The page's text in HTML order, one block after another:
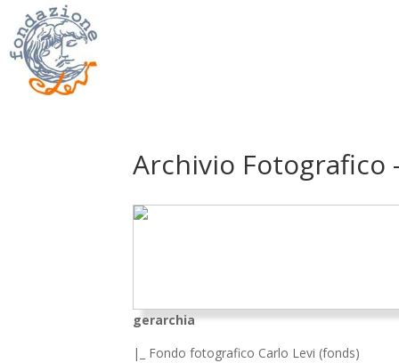
Archivio Fotografico
gerarchia
|_ Fondo fotografico Carlo Levi (fonds)